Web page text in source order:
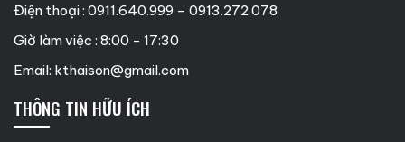
Điện thoại : 0911.640.999 – 0913.272.078
Giờ làm việc : 8:00 - 17:30
Email: kthaison@gmail.com
THÔNG TIN HỮU ÍCH